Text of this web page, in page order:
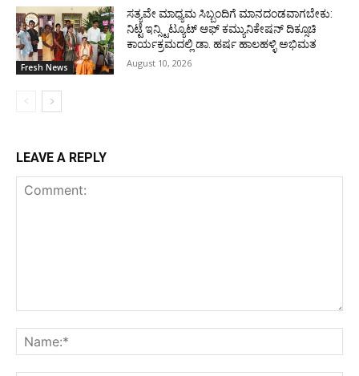
Fresh News
ಸತ್ಯವೇ ಮಾಧ್ಯಮ ಸಿಬ್ಬಂದಿಗೆ ಮಾನದಂಡವಾಗಬೇಕು:
ನಿಟ್ಟೆ ಇನ್ಸ್ಟಿಟ್ಯೂಟ್ ಆಫ್ ಕಮ್ಯುನಿಕೇಷನ್ ದಿಕ್ಸೂಚಿ
ಕಾರ್ಯಕ್ರಮದಲ್ಲಿ ಡಾ. ಹರ್ಷ ಹಾಲಹಳ್ಳಿ ಅಭಿಮತ
August 10, 2026
LEAVE A REPLY